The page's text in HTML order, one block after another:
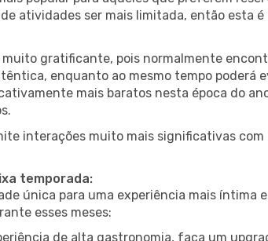
atividades ser mais limitada, então esta
gratificante, pois normalmente
enquanto ao mesmo tempo poderá
mais baratos nesta época do
interações muito mais significativas
temporada:
única para uma experiência mais íntima
esses meses:
de alta gastronomia, faça um